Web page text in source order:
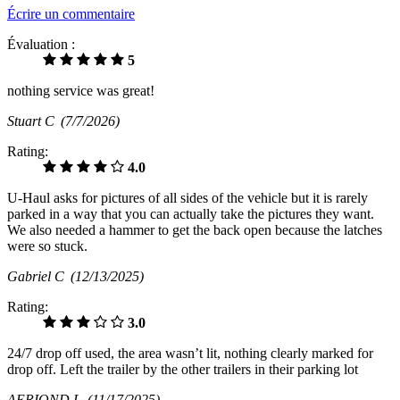
Écrire un commentaire
Évaluation :
5
nothing service was great!
Stuart C (7/7/2026)
Rating:
4.0
U-Haul asks for pictures of all sides of the vehicle but it is rarely
parked in a way that you can actually take the pictures they want.
We also needed a hammer to get the back open because the latches
were so stuck.
Gabriel C (12/13/2025)
Rating:
3.0
24/7 drop off used, the area wasn’t lit, nothing clearly marked for
drop off. Left the trailer by the other trailers in their parking lot